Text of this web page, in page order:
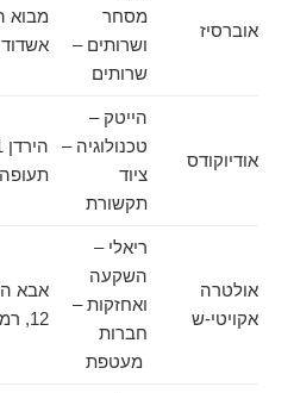
אוברסיז
מסחר
ושרותים –
שרותים
אשדוד
אודיוקודס
הייטק –
טכנולוגיה –
ציוד
תקשורת
תעופה,
אולטרה
אקויטי-ש
ריאלי –
השקעה
ואחזקות –
חברות
מעטפת
אבא
12, רמת גן